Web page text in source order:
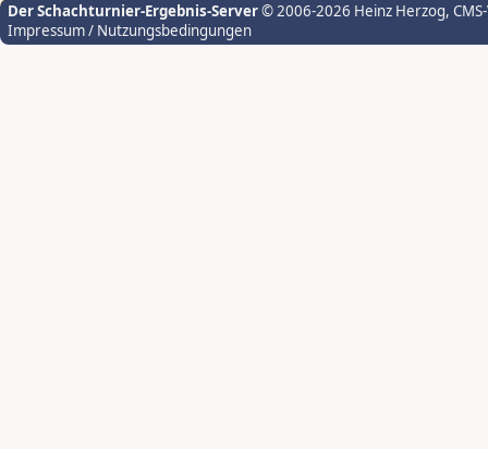
Der Schachturnier-Ergebnis-Server© 2006-2026 Heinz Herzog,
Impressum / Nutzungsbedingungen